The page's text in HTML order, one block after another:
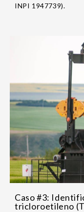
INPI 1947739).
Caso #3:
tricloroetileno